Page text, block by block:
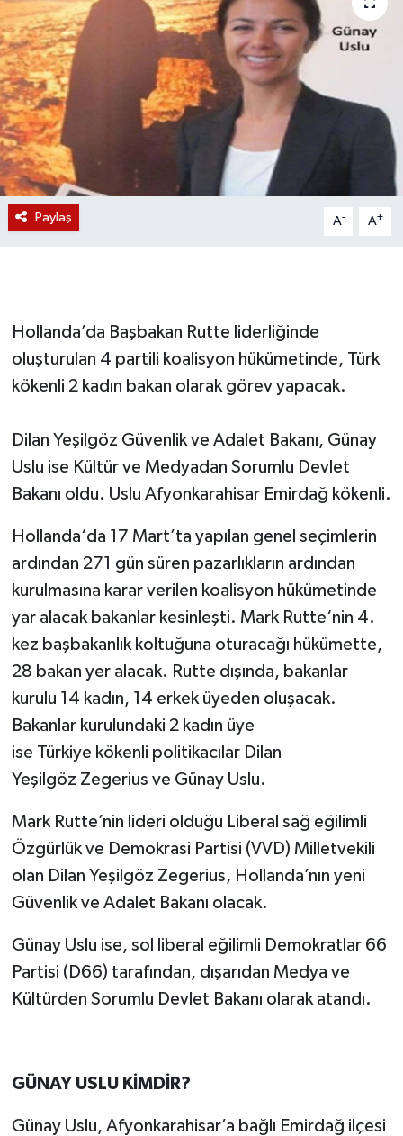
Paylaş A- A+
Hollanda’da Başbakan Rutte liderliğinde
oluşturulan 4 partili koalisyon hükümetinde, Türk
kökenli 2 kadın bakan olarak görev yapacak.
Dilan Yeşilgöz Güvenlik ve Adalet Bakanı, Günay
Uslu ise Kültür ve Medyadan Sorumlu Devlet
Bakanı oldu. Uslu Afyonkarahisar Emirdağ kökenli.
Hollanda‘da 17 Mart’ta yapılan genel seçimlerin
ardından 271 gün süren pazarlıkların ardından
kurulmasına karar verilen koalisyon hükümetinde
yar alacak bakanlar kesinleşti. Mark Rutte‘nin 4.
kez başbakanlık koltuğuna oturacağı hükümette,
28 bakan yer alacak. Rutte dışında, bakanlar
kurulu 14 kadın, 14 erkek üyeden oluşacak.
Bakanlar kurulundaki 2 kadın üye
ise Türkiye kökenli politikacılar Dilan
Yeşilgöz Zegerius ve Günay Uslu.
Mark Rutte’nin lideri olduğu Liberal sağ eğilimli
Özgürlük ve Demokrasi Partisi (VVD) Milletvekili
olan Dilan Yeşilgöz Zegerius, Hollanda’nın yeni
Güvenlik ve Adalet Bakanı olacak.
Günay Uslu ise, sol liberal eğilimli Demokratlar 66
Partisi (D66) tarafından, dışarıdan Medya ve
Kültürden Sorumlu Devlet Bakanı olarak atandı.
GÜNAY USLU KİMDİR?
Günay Uslu, Afyonkarahisar’a bağlı Emirdağ ilçesi